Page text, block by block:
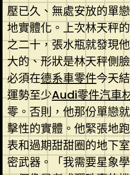
壓已久、無處安放的單
地實體化。上次林天秤
之二十，張水瓶就發現
大的、形狀是林天秤側
必須在德系車零件今天
運勢至少Audi零件汽車
零。否則，他那份單戀
擊性的實體。他緊張地
表和過期甜甜圈的地下
密武器。「我需要星象